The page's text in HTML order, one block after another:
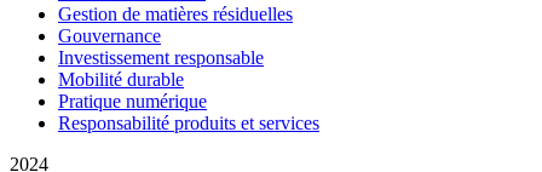
Gestion de matières résiduelles
Gouvernance
Investissement responsable
Mobilité durable
Pratique numérique
Responsabilité produits et services
2024